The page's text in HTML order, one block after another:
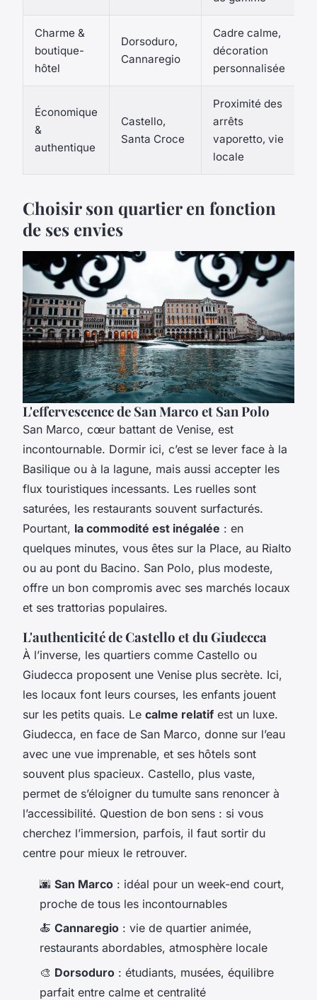
Charme &
boutique-
hôtel
Dorsoduro,
Cannaregio
Cadre calme,
décoration
personnalisée
Économique
&
authentique
Castello,
Santa Croce
Proximité des
arrêts
vaporetto, vie
locale
Choisir son quartier en fonction
de ses envies
L'effervescence de San Marco et San Polo
San Marco, cœur battant de Venise, est
incontournable. Dormir ici, c’est se lever face à la
Basilique ou à la lagune, mais aussi accepter les
flux touristiques incessants. Les ruelles sont
saturées, les restaurants souvent surfacturés.
Pourtant, la commodité est inégalée : en
quelques minutes, vous êtes sur la Place, au Rialto
ou au pont du Bacino. San Polo, plus modeste,
offre un bon compromis avec ses marchés locaux
et ses trattorias populaires.
L'authenticité de Castello et du Giudecca
À l’inverse, les quartiers comme Castello ou
Giudecca proposent une Venise plus secrète. Ici,
les locaux font leurs courses, les enfants jouent
sur les petits quais. Le calme relatif est un luxe.
Giudecca, en face de San Marco, donne sur l’eau
avec une vue imprenable, et ses hôtels sont
souvent plus spacieux. Castello, plus vaste,
permet de s’éloigner du tumulte sans renoncer à
l’accessibilité. Question de bon sens : si vous
cherchez l’immersion, parfois, il faut sortir du
centre pour mieux le retrouver.
🌆 San Marco : idéal pour un week-end court,
proche de tous les incontournables
🍝 Cannaregio : vie de quartier animée,
restaurants abordables, atmosphère locale
🎨 Dorsoduro : étudiants, musées, équilibre
parfait entre calme et centralité